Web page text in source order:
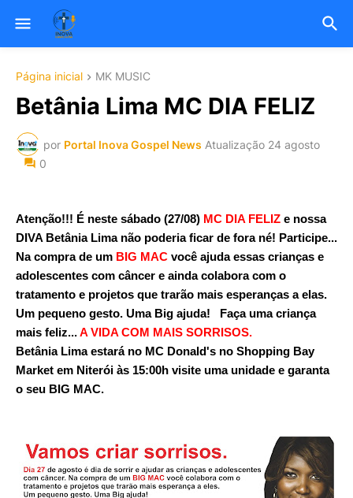
Página inicial MK MUSIC
Betânia Lima MC DIA FELIZ
por Portal Inova Gospel News Atualização 24 agosto
0
Atenção!!! É neste sábado (27/08) MC DIA FELIZ e nossa
DIVA Betânia Lima não poderia ficar de fora né! Participe...
Na compra de um BIG MAC você ajuda essas crianças e
adolescentes com câncer e ainda colabora com o
tratamento e projetos que trarão mais esperanças a elas.
Um pequeno gesto. Uma Big ajuda! Faça uma criança
mais feliz...A VIDA COM MAIS SORRISOS.
Betânia Lima estará no MC Donald's no Shopping Bay
Market em Niterói às 15:00h visite uma unidade e garanta
o seu BIG MAC.